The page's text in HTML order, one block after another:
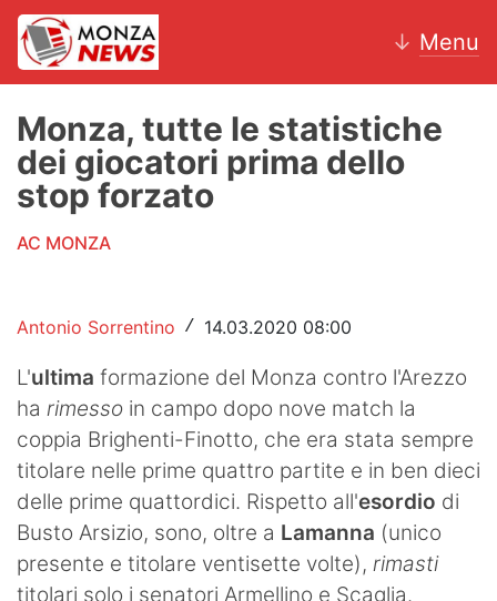
↓ Menu
News
AC Monza
Motori
Volley
Hockey
Altri sport
Hockey
Pallanuoto
Monza, tutte le statistiche
dei giocatori prima dello
stop forzato
AC MONZA
Antonio Sorrentino / 14.03.2020 08:00
L'ultima formazione del Monza contro l'Arezzo
ha rimesso in campo dopo nove match la
coppia Brighenti-Finotto, che era stata sempre
titolare nelle prime quattro partite e in ben dieci
delle prime quattordici. Rispetto all'esordio di
Busto Arsizio, sono, oltre a Lamanna (unico
presente e titolare ventisette volte), rimasti
titolari solo i senatori Armellino e Scaglia.